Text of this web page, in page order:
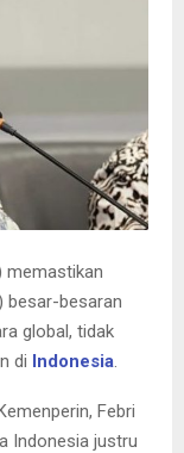
memastikan
besar-besaran
global, tidak
di Indonesia.
Febri
Indonesia justru